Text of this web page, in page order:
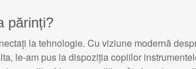
părinți?
la tehnologie. Cu viziune modernă
le-am pus la dispoziția copiilor